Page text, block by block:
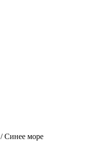
/ Синее море